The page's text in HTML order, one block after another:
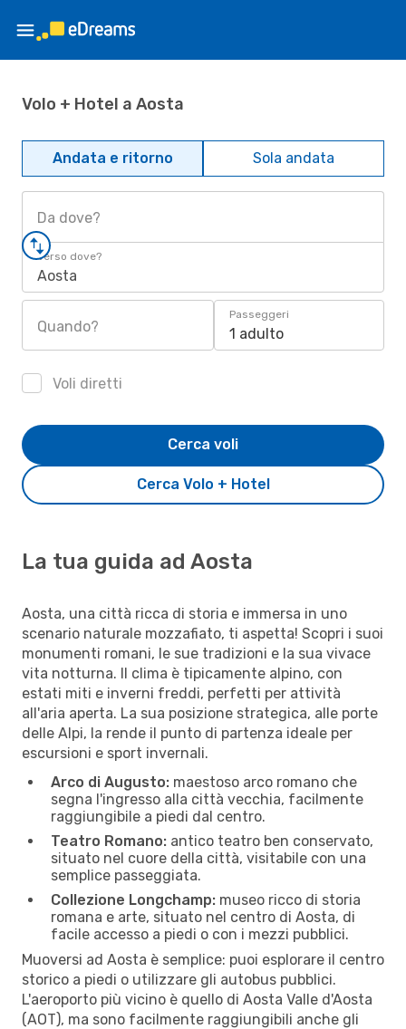
Volo + Hotel a Aosta
Andata e ritorno Sola andata
Da dove?
Verso dove?
Aosta
Quando?
Passeggeri
1 adulto
Voli diretti
Cerca Volo + Hotel
Cerca voli
La tua guida ad Aosta
Aosta, una città ricca di storia e immersa in uno
scenario naturale mozzafiato, ti aspetta! Scopri i suoi
monumenti romani, le sue tradizioni e la sua vivace
vita notturna. Il clima è tipicamente alpino, con
estati miti e inverni freddi, perfetti per attività
all'aria aperta. La sua posizione strategica, alle porte
delle Alpi, la rende il punto di partenza ideale per
escursioni e sport invernali.
Arco di Augusto: maestoso arco romano che
segna l'ingresso alla città vecchia, facilmente
raggiungibile a piedi dal centro.
Teatro Romano: antico teatro ben conservato,
situato nel cuore della città, visitabile con una
semplice passeggiata.
Collezione Longchamp: museo ricco di storia
romana e arte, situato nel centro di Aosta, di
facile accesso a piedi o con i mezzi pubblici.
Muoversi ad Aosta è semplice: puoi esplorare il centro
storico a piedi o utilizzare gli autobus pubblici.
L'aeroporto più vicino è quello di Aosta Valle d'Aosta
(AOT), ma sono facilmente raggiungibili anche gli